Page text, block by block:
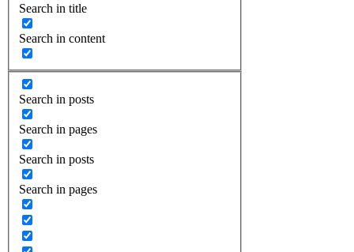
Search in title
Search in content
Search in posts
Search in pages
Search in posts
Search in pages